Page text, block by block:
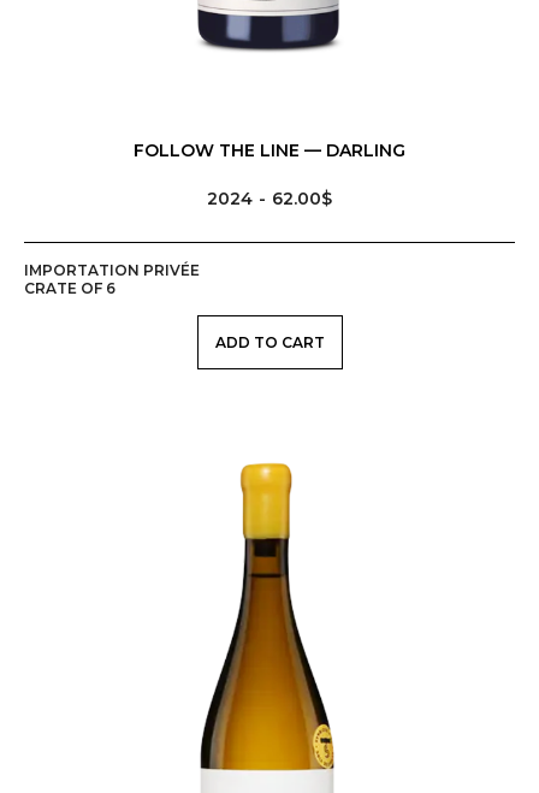
FOLLOW THE LINE — DARLING
2024 62.00$
IMPORTATION PRIVÉE
CRATE OF 6
ADD TO CART